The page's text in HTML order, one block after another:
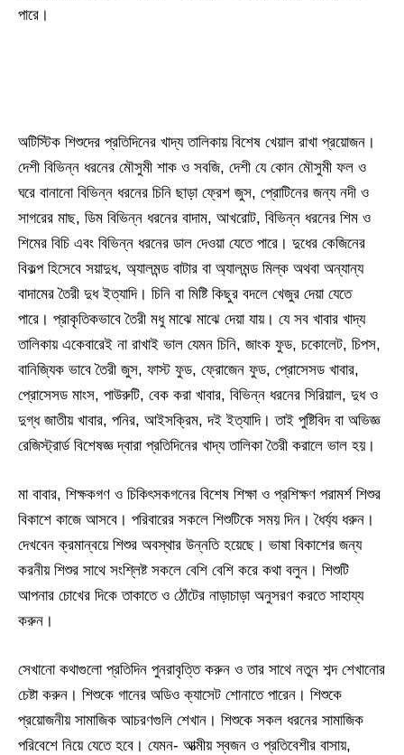
পারে।
অটিস্টিক শিশুদের প্রতিদিনের খাদ্য তালিকায় বিশেষ খেয়াল রাখা প্রয়োজন।
দেশী বিভিন্ন ধরনের মৌসুমী শাক ও সবজি, দেশী যে কোন মৌসুমী ফল ও
ঘরে বানানো বিভিন্ন ধরনের চিনি ছাড়া ফ্রেশ জুস, প্রোটিনের জন্য নদী ও
সাগরের মাছ, ডিম বিভিন্ন ধরনের বাদাম, আখরোট, বিভিন্ন ধরনের শিম ও
শিমের বিচি এবং বিভিন্ন ধরনের ডাল দেওয়া যেতে পারে। দুধের কেজিনের
বিকল্প হিসেবে সয়াদুধ, অ্যালমন্ড বাটার বা অ্যালমন্ড মিল্ক অথবা অন্যান্য
বাদামের তৈরী দুধ ইত্যাদি। চিনি বা মিষ্টি কিছুর বদলে খেজুর দেয়া যেতে
পারে। প্রাকৃতিকভাবে তৈরী মধু মাঝে মাঝে দেয়া যায়। যে সব খাবার খাদ্য
তালিকায় একেবারেই না রাখাই ভাল যেমন চিনি, জাংক ফুড, চকোলেট, চিপস,
বানিজ্যিক ভাবে তৈরী জুস, ফাস্ট ফুড, ফ্রোজেন ফুড, প্রোসেসড খাবার,
প্রোসেসড মাংস, পাউরুটি, বেক করা খাবার, বিভিন্ন ধরনের সিরিয়াল, দুধ ও
দুগ্ধ জাতীয় খাবার, পনির, আইসক্রিম, দই ইত্যাদি। তাই পুষ্টিবিদ বা অভিজ্ঞ
রেজিস্ট্রার্ড বিশেষজ্ঞ দ্বারা প্রতিদিনের খাদ্য তালিকা তৈরী করালে ভাল হয়।
মা বাবার, শিক্ষকগণ ও চিকিৎসকগনের বিশেষ শিক্ষা ও প্রশিক্ষণ পরামর্শ শিশুর
বিকাশে কাজে আসবে। পরিবারের সকলে শিশুটিকে সময় দিন। ধৈর্য্য ধরুন।
দেখবেন ক্রমান্বয়ে শিশুর অবস্থার উন্নতি হয়েছে। ভাষা বিকাশের জন্য
করনীয় শিশুর সাথে সংশ্লিষ্ট সকলে বেশি বেশি করে কথা বলুন। শিশুটি
আপনার চোখের দিকে তাকাতে ও ঠোঁটের নাড়াচাড়া অনুসরণ করতে সাহায্য
করুন।
সেখানো কথাগুলো প্রতিদিন পুনরাবৃত্তি করুন ও তার সাথে নতুন শব্দ শেখানোর
চেষ্টা করুন। শিশুকে গানের অডিও ক্যাসেট শোনাতে পারেন। শিশুকে
প্রয়োজনীয় সামাজিক আচরণগুলি শেখান। শিশুকে সকল ধরনের সামাজিক
পরিবেশে নিয়ে যেতে হবে। যেমন- আত্মীয় স্বজন ও প্রতিবেশীর বাসায়,